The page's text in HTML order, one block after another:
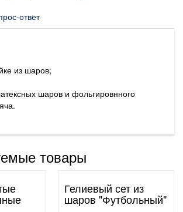
ответ
из шаров;
шаров и фольгировнного
товары
Гелиевый сет из
шаров "Футбольный"